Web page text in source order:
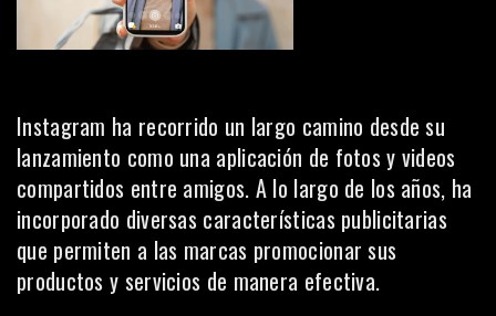
Instagram ha recorrido un largo camino desde su
lanzamiento como una aplicación de fotos y videos
compartidos entre amigos. A lo largo de los años, ha
incorporado diversas características publicitarias
que permiten a las marcas promocionar sus
productos y servicios de manera efectiva.